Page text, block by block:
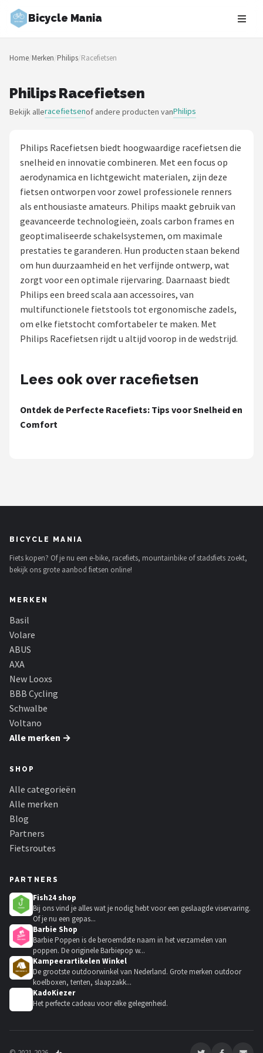
Bicycle Mania
Zoeken
NAVIGATIE
Merken
Kinderfietsen
Stadsfietsen
Elektrische fietsen
Mountainbikes
Shop
Volare
ABUS
Voltano
Cortina
Alle merken →
Home/Merken/Philips/Racefietsen
Philips Racefietsen
Bekijk alleracefietsenof andere producten vanPhilips
Philips Racefietsen biedt hoogwaardige racefietsen die
snelheid en innovatie combineren. Met een focus op
aerodynamica en lichtgewicht materialen, zijn deze
fietsen ontworpen voor zowel professionele renners
als enthousiaste amateurs. Philips maakt gebruik van
geavanceerde technologieën, zoals carbon frames en
geoptimaliseerde schakelsystemen, om maximale
prestaties te garanderen. Hun producten staan bekend
om hun duurzaamheid en het verfijnde ontwerp, wat
zorgt voor een optimale rijervaring. Daarnaast biedt
Philips een breed scala aan accessoires, van
multifunctionele fietstools tot ergonomische zadels,
om elke fietstocht comfortabeler te maken. Met
Philips Racefietsen rijdt u altijd voorop in de wedstrijd.
Lees ook over racefietsen
Ontdek de Perfecte Racefiets: Tips voor Snelheid en
Comfort
BICYCLE MANIA
Fiets kopen? Of je nu een e-bike, racefiets, mountainbike of stadsfiets zoekt,
bekijk ons grote aanbod fietsen online!
MERKEN
Basil
Volare
ABUS
AXA
New Looxs
BBB Cycling
Schwalbe
Voltano
Alle merken →
SHOP
Alle categorieën
Alle merken
Blog
Partners
Fietsroutes
PARTNERS
Fish24 shop
Bij ons vind je alles wat je nodig hebt voor een geslaagde viservaring.
Of je nu een gepas...
Barbie Shop
Barbie Poppen is de beroemdste naam in het verzamelen van
poppen. De originele Barbiepop w...
Kampeerartikelen Winkel
De grootste outdoorwinkel van Nederland. Grote merken outdoor
koelboxen, tenten, slaapzakk...
KadoKiezer
Het perfecte cadeau voor elke gelegenheid.